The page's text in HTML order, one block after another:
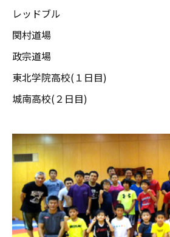
レッドブル
関村道場
政宗道場
東北学院高校(１日目)
城南高校(２日目)